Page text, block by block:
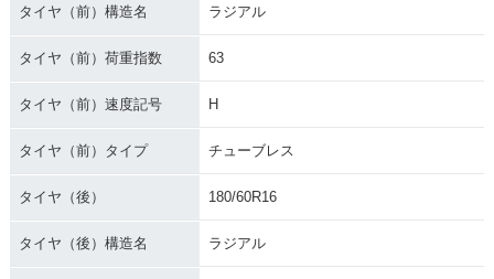
G SE・カラーチェン
ジ
G SE 20周年記念
車・特別・限定仕様
1993年 GOLD WIN
G SE・カラーチェン
1992年 GOLD WIN
G SE・カラーチェン
タイヤ（前）構造名 ラジアル
タイヤ（前）荷重指数 63
タイヤ（前）速度記号 H
タイヤ（前）タイプ チューブレス
タイヤ（後） 180/60R16
タイヤ（後）構造名 ラジアル